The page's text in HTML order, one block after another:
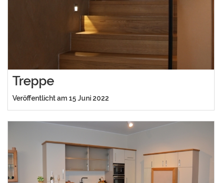
Treppe
Veröffentlicht am 15 Juni 2022